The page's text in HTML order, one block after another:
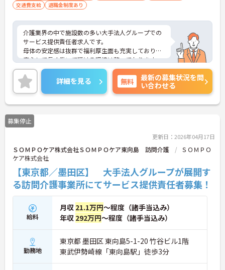
交通費支給
退職金制度あり
介護業界の中で施設数の多い大手法人グループでの
サービス提供責任者求人です。
母体の安定感は抜群で福利厚生面も充実しており、
安心して長く働いて頂ける環境は整っております。
また、頑張りがきちんと評価に繋がります。
ご興味のある方はぜひお気軽にお問い合わせくださ
い。
詳細を見る 無料
最新の募集状況を問
い合わせる
募集停止
更新日：2026年04月17日
ＳＯＭＰＯケア株式会社ＳＯＭＰＯケア東向島 訪問介護
ＳＯＭＰＯ
ケア株式会社
【東京都／墨田区】 大手法人グループが展開す
る訪問介護事業所にてサービス提供責任者募集！
給料
月収 21.1万円～程度（諸手当込み）
年収 292万円～程度（諸手当込み）
勤務地
東京都 墨田区 東向島5-1-20 竹谷ビル1階
東武伊勢崎線「東向島駅」徒歩3分